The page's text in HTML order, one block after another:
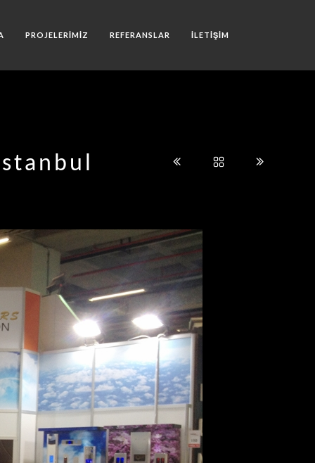
PROJELERIMIZ REFERANSLAR İLETIŞIM